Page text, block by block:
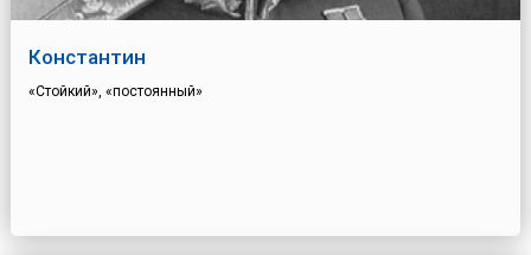
Константин
«Стойкий», «постоянный»